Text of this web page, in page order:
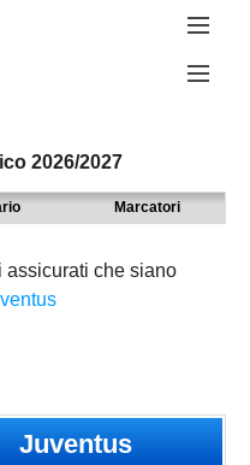
2026/2027
Marcatori
assicurati che siano
Juventus